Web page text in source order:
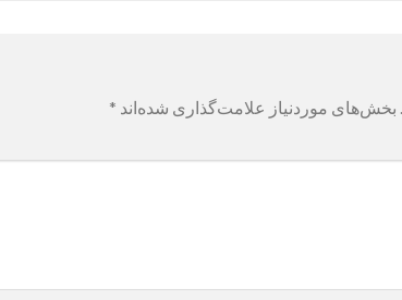
بخش‌های موردنیاز علامت‌گذاری شده‌اند *